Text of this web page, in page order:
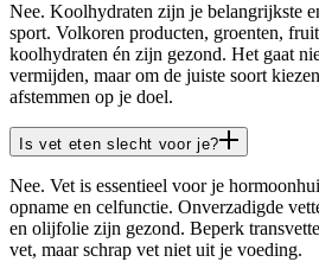
Nee. Koolhydraten zijn je belangrijkste
sport. Volkoren producten, groenten,
koolhydraten én zijn gezond. Het gaat
vermijden, maar om de juiste soort
afstemmen op je doel.
Is vet eten slecht voor je?
Nee. Vet is essentieel voor je
opname en celfunctie. Onverzadigde
en olijfolie zijn gezond. Beperk
vet, maar schrap vet niet uit je voeding.